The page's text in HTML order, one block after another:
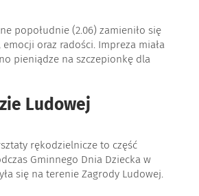
popołudnie (2.06) zamieniło się
oraz radości. Impreza miała
pieniądze na szczepionkę dla
Ludowej
rękodzielnicze to część
Gminnego Dnia Dziecka w
się na terenie Zagrody Ludowej.